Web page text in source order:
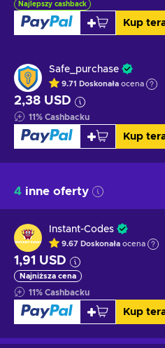
Najlepszy cashback
Kup
Safe_purchase
9.71 Doskonała ocena
2,38 USD
11% Cashbacku
Kup
4 inne oferty
Instant-Codes
9.67 Doskonała ocena
1,91 USD
Najniższa cena
11% Cashbacku
Kup